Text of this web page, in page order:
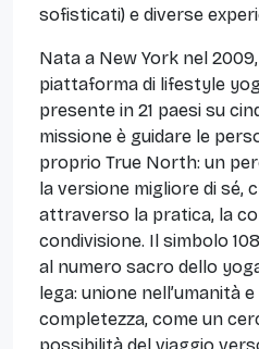
sofisticati) e diverse
Nata a New York nel
piattaforma di lifestyle
presente in 21 paesi su
missione è guidare le
proprio True North: un
la versione migliore di sé,
attraverso la pratica, la
condivisione. Il simbolo
al numero sacro dello
lega: unione nell’umanità
completezza, come un